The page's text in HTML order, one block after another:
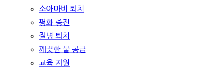
소아마비 퇴치
평화 증진
질병 퇴치
깨끗한 물 공급
교육 지원